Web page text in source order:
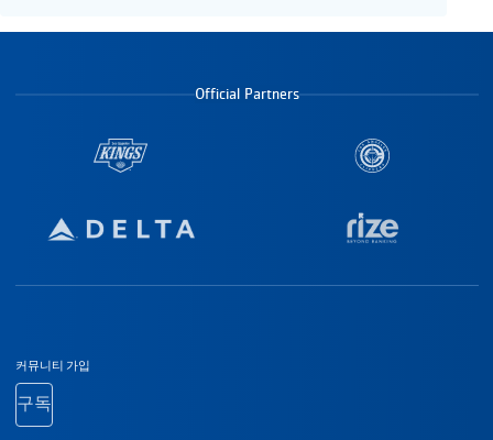
Official Partners
바닥글 탐색
커뮤니티 가입
구독